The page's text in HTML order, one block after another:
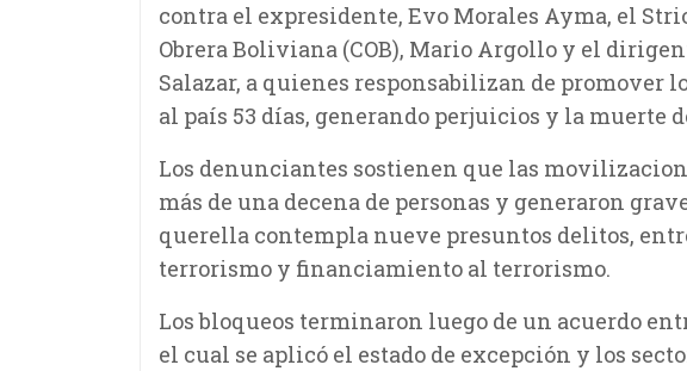
contra el expresidente, Evo Morales Ayma, el
Obrera Boliviana (COB), Mario Argollo y el
Salazar, a quienes responsabilizan de promover
al país 53 días, generando perjuicios y la muerte
Los denunciantes sostienen que las
más de una decena de personas y generaron
querella contempla nueve presuntos delitos,
terrorismo y financiamiento al terrorismo.
Los bloqueos terminaron luego de un acuerdo
el cual se aplicó el estado de excepción y los